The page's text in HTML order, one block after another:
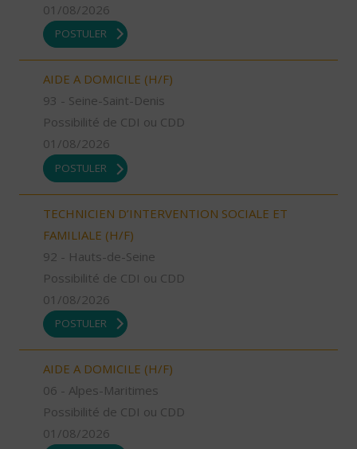
01/08/2026
POSTULER
AIDE A DOMICILE (H/F)
93 - Seine-Saint-Denis
Possibilité de CDI ou CDD
01/08/2026
POSTULER
TECHNICIEN D’INTERVENTION SOCIALE ET
FAMILIALE (H/F)
92 - Hauts-de-Seine
Possibilité de CDI ou CDD
01/08/2026
POSTULER
AIDE A DOMICILE (H/F)
06 - Alpes-Maritimes
Possibilité de CDI ou CDD
01/08/2026